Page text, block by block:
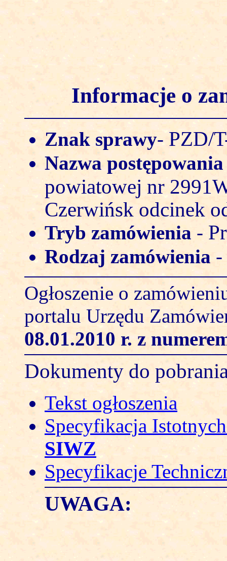
Informacje o
Znak sprawy- PZD/
Nazwa
powiatowej nr
Czerwińsk odcinek
Tryb zamówienia -
Rodzaj zamówienia -
Ogłoszenie o
portalu Urzędu
08.01.2010 r. z
Dokumenty do
Tekst ogłoszenia
Specyfikacja
SIWZ
Specyfikacje
UWAGA: